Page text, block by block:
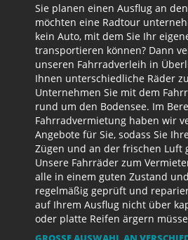
Sie planen einen Ausflug an
möchten eine Radtour
kein Auto, mit dem Sie Ihr
transportieren können? Dann
unseren Fahrradverleih in
Ihnen unterschiedliche Räder
Unternehmen Sie mit dem
rund um den Bodensee. Im
Fahrradvermietung haben wir
Angebote für Sie, sodass Sie
Zügen und an der frischen Luft
Unsere Fahrräder zum
alle in einem guten Zustand
regelmäßig geprüft und
auf Ihrem Ausflug nicht über
oder platte Reifen ärgern